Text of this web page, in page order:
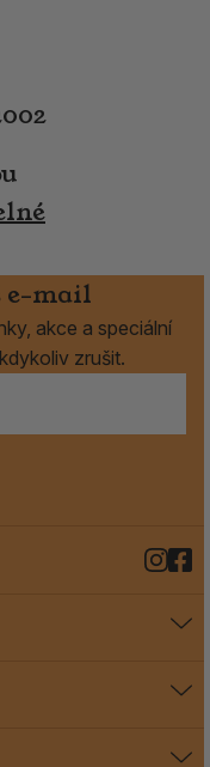
e-mail
akce a speciální
zrušit.